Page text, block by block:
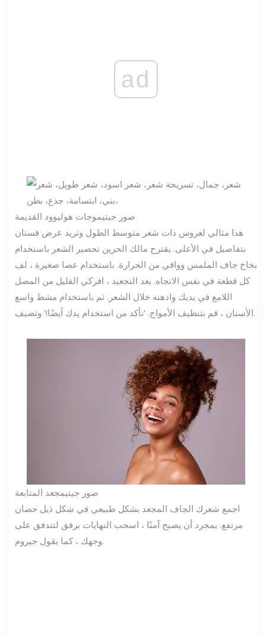
ad
صور جيتيموجات هوليوود القديمة
هذا مثالي لعروس ذات شعر متوسط ​​الطول وتريد عرض فستان
بتفاصيل في الأعلى. يقترح مالك الحزين تحضير الشعر باستخدام
بخاخ جاف الملمس وواقي من الحرارة. باستخدام عصا صغيرة ، لف
كل قطعة في نفس الاتجاه. بعد التجعيد ، افركي القليل من المصل
اللامع في يديك وادهنه خلال الشعر. ثم باستخدام مشط واسع
الأسنان ، قم بتنظيف الأمواج. 'تأكد من استخدام يدك أيضًا!' وتضيف.
صور جيتيمجعد المتابعة
اجمع شعرك الجاف المجعد بشكل طبيعي في شكل ذيل حصان
مرتفع. بمجرد أن يصبح آمنًا ، اسحب النهايات برفق لتتدفق على
وجهك ، كما يقول جيروم.